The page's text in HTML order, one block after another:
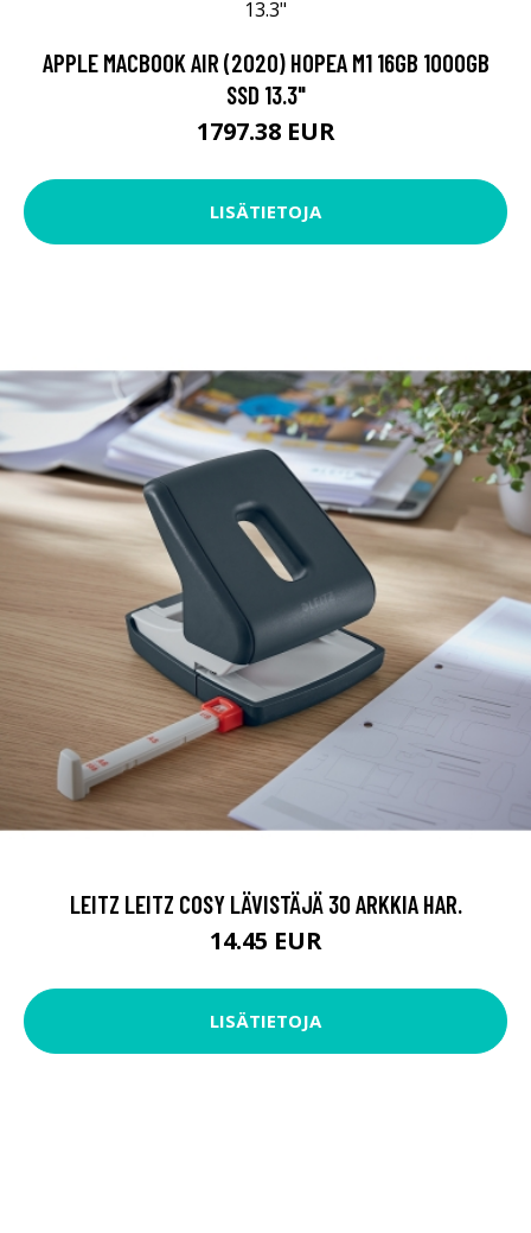
APPLE MACBOOK AIR (2020) HOPEA M1 16GB 1000GB
SSD 13.3"
1797.38 EUR
LISÄTIETOJA
LEITZ LEITZ COSY LÄVISTÄJÄ 30 ARKKIA HAR.
14.45 EUR
LISÄTIETOJA